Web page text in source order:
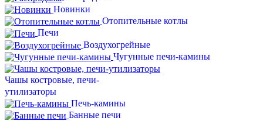
Новинки
Отопительные котлы
Печи
Воздухогрейные
Чугунные печи-камины
Чашы костровые, печи-
утилизаторы
Печь-камины
Банные печи